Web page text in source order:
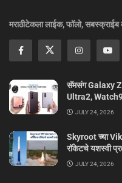
मराठीटेकला लाईक, फॉलो, सबस्क्राईब
सॅमसंग Galaxy
Ultra2, Watch9
JULY 24, 2026
Skyroot च्या
रॉकेटचे यशस्वी
JULY 24, 2026